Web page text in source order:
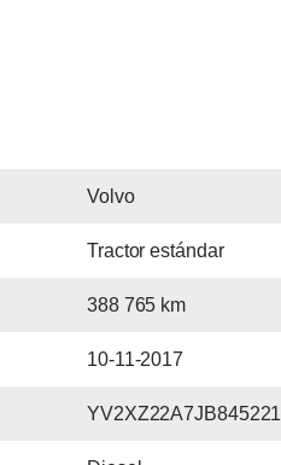
Volvo
Tractor estándar
388 765 km
10-11-2017
YV2XZ22A7JB845221